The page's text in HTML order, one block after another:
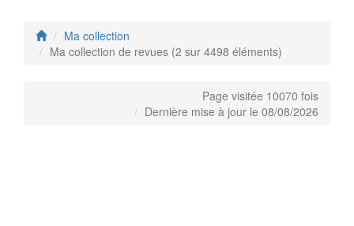
Ma collection
Ma collection de revues (2 sur 4498 éléments)
Page visitée 10070 fois
Dernière mise à jour le 08/08/2026